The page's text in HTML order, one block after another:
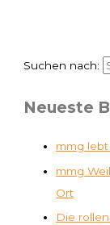
Suchen nach:
Neueste
mmg
mmg
Ort
Die